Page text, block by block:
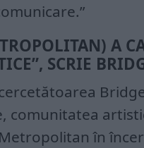
A
SCRIE
comunitatea
în